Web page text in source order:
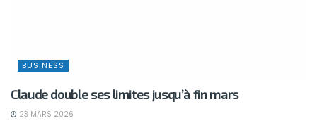
BUSINESS
Claude double ses limites jusqu’à fin mars
23 MARS 2026